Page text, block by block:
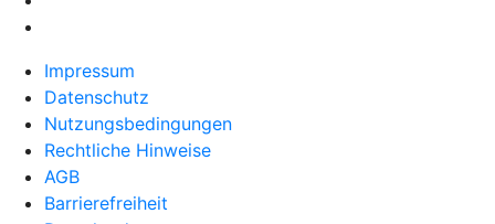
Impressum
Datenschutz
Nutzungsbedingungen
Rechtliche Hinweise
AGB
Barrierefreiheit